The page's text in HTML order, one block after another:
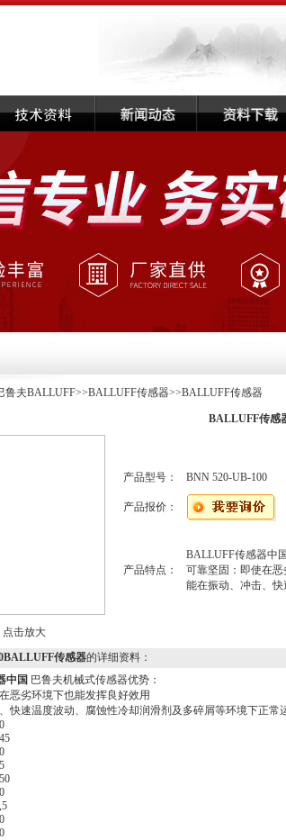
鲁夫BALLUFF>>BALLUFF传感器>>BALLUFF传感器
BALLUFF传感
点击放大
产品型号： BNN 520-UB-100
产品报价：
产品特点：
BALLUFF传感器中
可靠坚固：即使在
能在振动、冲击、
传感器的详细资料：
中国 巴鲁夫机械式传感器优势：
恶劣环境下也能发挥良好效用
快速温度波动、腐蚀性冷却润滑剂及多碎屑等环境下正常